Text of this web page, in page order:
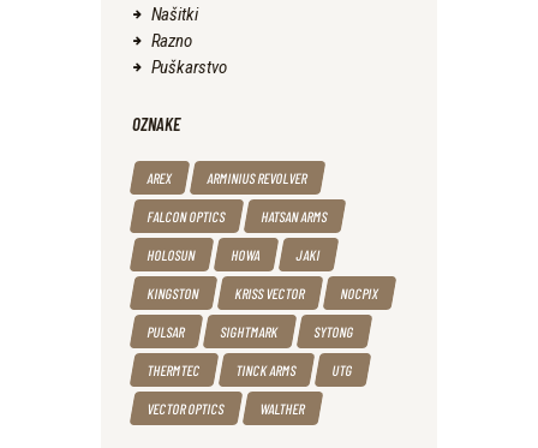
Našitki
Razno
Puškarstvo
OZNAKE
AREX ARMINIUS REVOLVER
FALCON OPTICS HATSAN ARMS
HOLOSUN HOWA JAKI
KINGSTON KRISS VECTOR NOCPIX
PULSAR SIGHTMARK SYTONG
THERMTEC TINCK ARMS UTG
VECTOR OPTICS WALTHER